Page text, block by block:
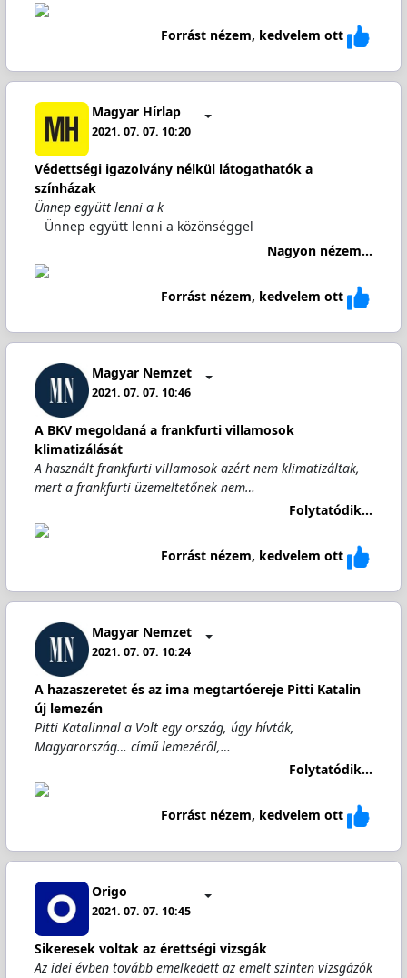
Forrást nézem, kedvelem ott
Magyar Hírlap
2021. 07. 07. 10:20
Védettségi igazolvány nélkül látogathatók a
színházak
Ünnep együtt lenni a k
Ünnep együtt lenni a közönséggel
Nagyon nézem...
Forrást nézem, kedvelem ott
Magyar Nemzet
2021. 07. 07. 10:46
A BKV megoldaná a frankfurti villamosok
klimatizálását
A használt frankfurti villamosok azért nem klimatizáltak,
mert a frankfurti üzemeltetőnek nem…
Folytatódik...
Forrást nézem, kedvelem ott
Magyar Nemzet
2021. 07. 07. 10:24
A hazaszeretet és az ima megtartóereje Pitti Katalin
új lemezén
Pitti Katalinnal a Volt egy ország, úgy hívták,
Magyarország… című lemezéről,…
Folytatódik...
Forrást nézem, kedvelem ott
Origo
2021. 07. 07. 10:45
Sikeresek voltak az érettségi vizsgák
Az idei évben tovább emelkedett az emelt szinten vizsgázók